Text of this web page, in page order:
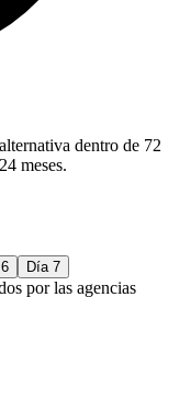
dentro de 72
meses.
Día 7
por las agencias